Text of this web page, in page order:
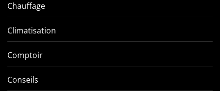
Chauffage
Climatisation
Comptoir
Conseils